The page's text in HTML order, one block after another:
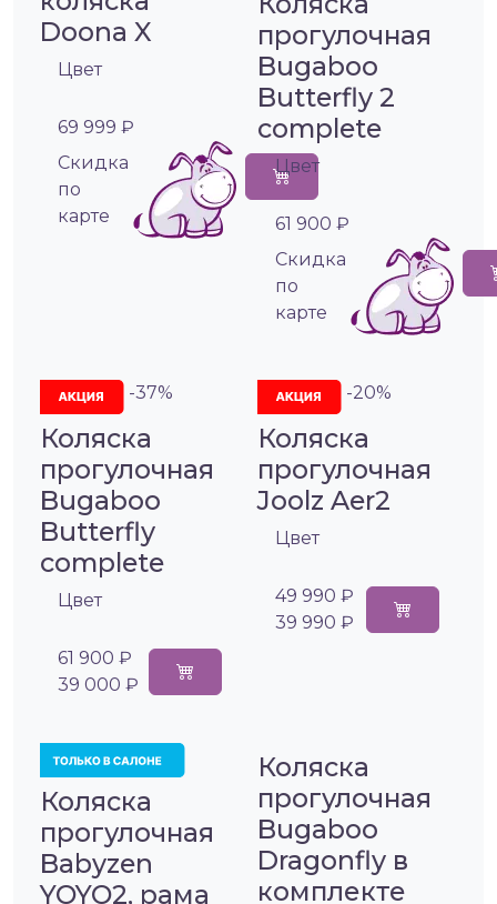
Doona X
Цвет
69 999 ₽
Cкидка
по
карте
прогулочная
Bugaboo
Butterfly 2
complete
Цвет
61 900 ₽
Cкидка
по
карте
-37%
Коляска
прогулочная
Bugaboo
Butterfly
complete
Цвет
61 900 ₽
39 000 ₽
-20%
Коляска
прогулочная
Joolz Aer2
Цвет
49 990 ₽
39 990 ₽
Коляска
прогулочная
Babyzen
YOYO2, рама
Коляска
прогулочная
Bugaboo
Dragonfly в
комплекте